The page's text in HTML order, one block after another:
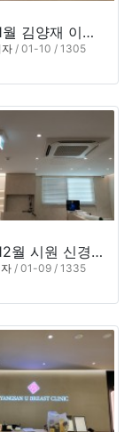
23년 1월 김양재 이비인후과의원 (부산 연제구 연산동)
/ 01-10 / 1305
22년 12월 시원 신경과의원 (부산 영도구 대교동2가)
/ 01-09 / 1335